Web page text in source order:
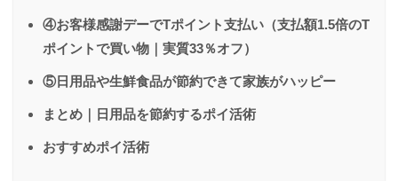
④お客様感謝デーでTポイント支払い（支払額1.5倍のT
ポイントで買い物｜実質33％オフ）
⑤日用品や生鮮食品が節約できて家族がハッピー
まとめ｜日用品を節約するポイ活術
おすすめポイ活術